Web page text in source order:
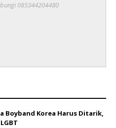
085344204480
Boyband Korea Harus Ditarik,